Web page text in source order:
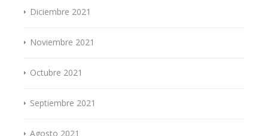
Diciembre 2021
Noviembre 2021
Octubre 2021
Septiembre 2021
Agosto 2021